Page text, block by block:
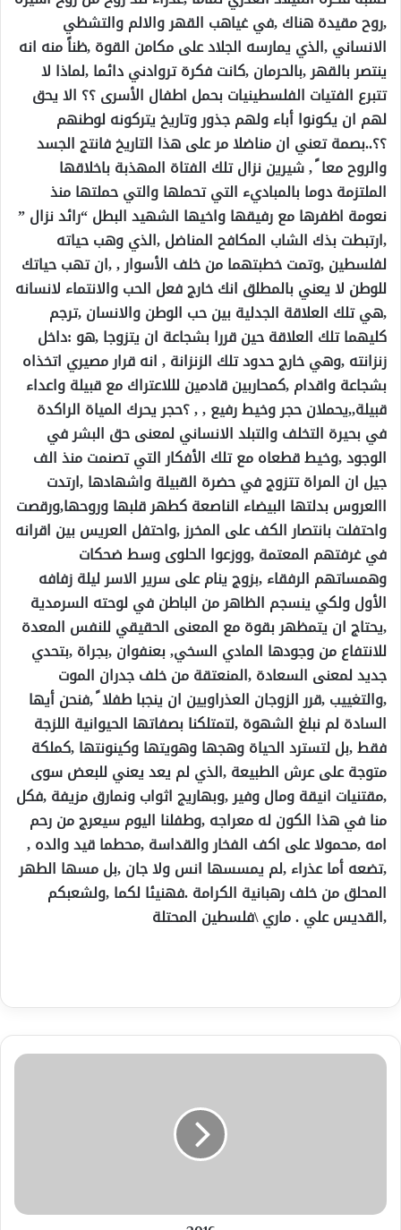
,روح مقيدة هناك ,في غياهب القهر والالم والتشظي
الانساني ,الذي يمارسه الجلاد على مكامن القوة ,ظناً منه انه
ينتصر بالقهر ,بالحرمان ,كانت فكرة تروادني دائما ,لماذا لا
تتبرع الفتيات الفلسطينيات بحمل اطفال الأسرى ؟؟ الا يحق
لهم ان يكونوا أباء ولهم جذور وتاريخ يتركونه لوطنهم
؟؟..بصمة تعني ان مناضلا مر على هذا التاريخ فانتج الجسد
والروح معا ً , شيرين نزال تلك الفتاة المهذبة باخلاقها
الملتزمة دوما بالمباديء التي تحملها والتي حملتها منذ
نعومة اظفرها مع رفيقها واخيها الشهيد البطل “رائد نزال ”
,ارتبطت بذك الشاب المكافح المناضل ,الذي وهب حياته
لفلسطين ,وتمت خطبتهما من خلف الأسوار , ,ان تهب حياتك
للوطن لا يعني بالمطلق انك خارج فعل الحب والانتماء لانسانه
,هي تلك العلاقة الجدلية بين حب الوطن والانسان ,ترجم
كليهما تلك العلاقة حين قررا بشجاعة ان يتزوجا ,هو :داخل
زنزانته ,وهي خارج حدود تلك الزنزانة , انه قرار مصيري اتخذاه
بشجاعة واقدام ,كمحاربين قادمين لللاعتراك مع قبيلة واعداء
قبيلة,,يحملان حجر وخيط رفيع , , ؟حجر يحرك المياة الراكدة
في بحيرة التخلف والتبلد الانساني لمعنى حق البشر في
الوجود ,وخيط قطعاه مع تلك الأفكار التي تصنمت منذ الف
جيل ان المراة تتزوج في حضرة القبيلة واشهادها ,ارتدت
االعروس بدلتها البيضاء الناصعة كطهر قلبها وروحها,ورقصت
واحتفلت بانتصار الكف على المخرز ,واحتفل العريس بين اقرانه
في غرفتهم المعتمة ,ووزعوا الحلوى وسط ضحكات
وهمساتهم الرفقاء ,بزوج ينام على سرير الاسر ليلة زفافه
الأول ولكي ينسجم الظاهر من الباطن في لوحته السرمدية
,يحتاج ان يتمظهر بقوة مع المعنى الحقيقي للنفس المعدة
للانتفاع من وجودها المادي السخي, بعنفوان ,بجراة ,بتحدي
جديد لمعنى السعادة ,المنعتقة من خلف جدران الموت
,والتغييب ,قرر الزوجان العذراويين ان ينجبا طفلا ً ,فنحن أيها
السادة لم نبلغ الشهوة ,لتمتلكنا بصفاتها الحيوانية اللزجة
فقط ,بل لتسترد الحياة وهجها وهويتها وكينونتها ,كملكة
متوجة على عرش الطبيعة ,الذي لم يعد يعني للبعض سوى
,مقتنيات انيقة ومال وفير ,وبهاريج اثواب ونمارق مزيفة ,فكل
منا في هذا الكون له معراجه ,وطفلنا اليوم سيعرج من رحم
امه ,محمولا على اكف الفخار والقداسة ,محطما قيد والده ,
,تضعه أما عذراء ,لم يمسسها انس ولا جان ,بل مسها الطهر
المحلق من خلف رهبانية الكرامة .فهنيئا لكما ,ولشعبكم
,القديس علي . ماري \فلسطين المحتلة
2016